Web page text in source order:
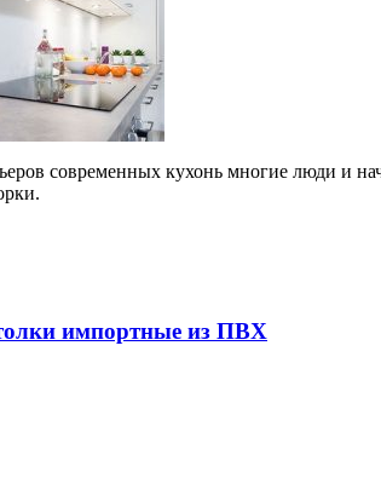
современных кухонь многие люди и
импортные из ПВХ